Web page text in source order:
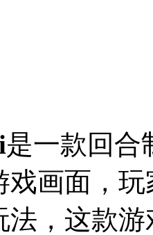
是一款回合
戏画面，
法，这款